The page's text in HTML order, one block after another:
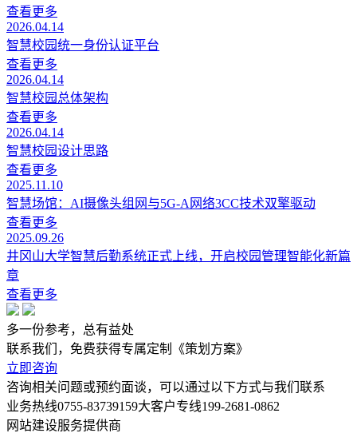
查看更多
2026.04.14
智慧校园统一身份认证平台
查看更多
2026.04.14
智慧校园总体架构
查看更多
2026.04.14
智慧校园设计思路
查看更多
2025.11.10
智慧场馆：AI摄像头组网与5G-A网络3CC技术双擎驱动
查看更多
2025.09.26
井冈山大学智慧后勤系统正式上线，开启校园管理智能化新篇
章
查看更多
多一份参考，总有益处
联系我们，免费获得专属定制《策划方案》
立即咨询
咨询相关问题或预约面谈，可以通过以下方式与我们联系
业务热线0755-83739159大客户专线199-2681-0862
网站建设服务提供商